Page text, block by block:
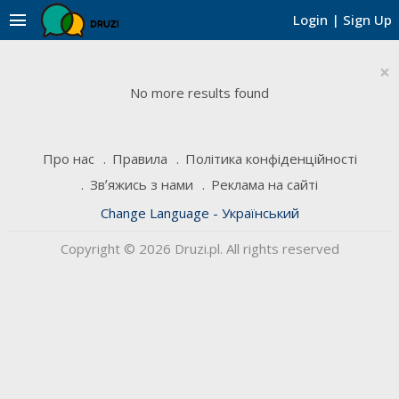
Login | Sign Up
menu
×
No more results found
Про нас Правила
Політика конфіденційності
Звʼяжись з нами
Реклама на сайті
Change Language - Український
Copyright © 2026 Druzi.pl. All rights reserved